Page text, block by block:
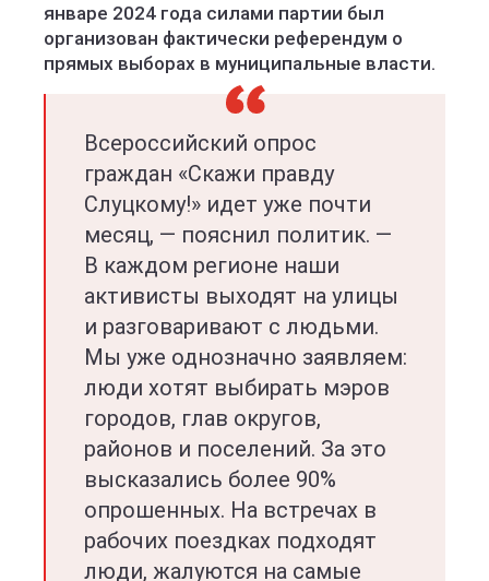
январе 2024 года силами партии был
организован фактически референдум о
прямых выборах в муниципальные власти.
Всероссийский опрос
граждан «Скажи правду
Слуцкому!» идет уже почти
месяц, — пояснил политик. —
В каждом регионе наши
активисты выходят на улицы
и разговаривают с людьми.
Мы уже однозначно заявляем:
люди хотят выбирать мэров
городов, глав округов,
районов и поселений. За это
высказались более 90%
опрошенных. На встречах в
рабочих поездках подходят
люди, жалуются на самые